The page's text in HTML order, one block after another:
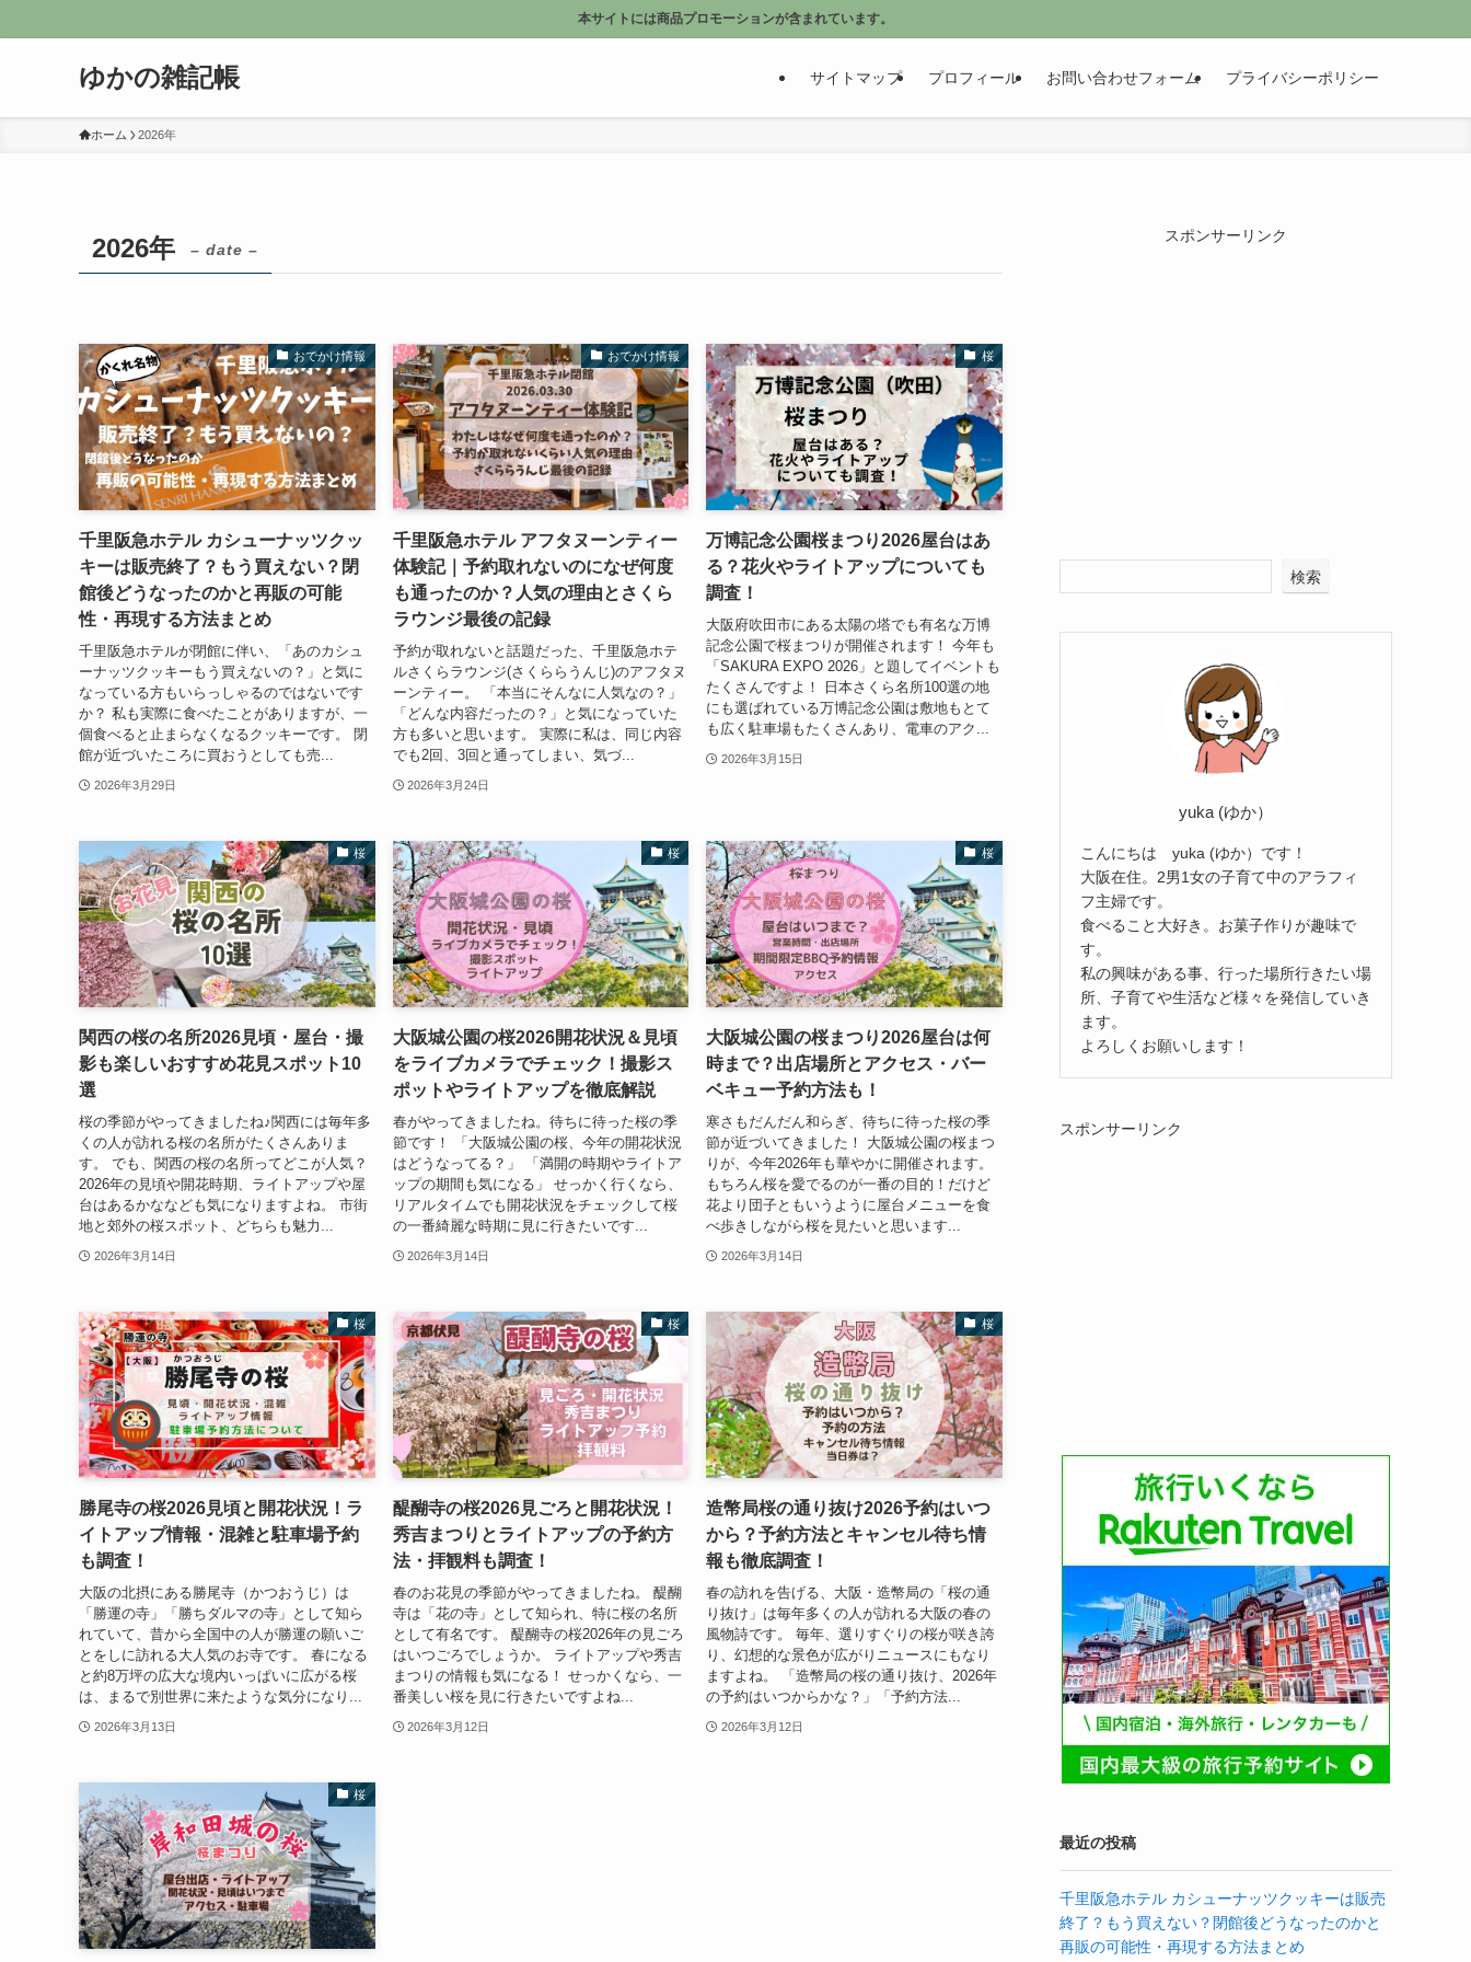
本サイトには商品プロモーションが含まれています。
ゆかの雑記帳 サイトマップ プロフィール お問い合わせフォーム プライバシーポリシー
ホーム 2026年
2026年 – date –
おでかけ情報
千里阪急ホテル カシューナッツクッ
キーは販売終了？もう買えない？閉
館後どうなったのかと再販の可能
性・再現する方法まとめ
千里阪急ホテルが閉館に伴い、「あのカシュ
ーナッツクッキーもう買えないの？」と気に
なっている方もいらっしゃるのではないです
か？ 私も実際に食べたことがありますが、一
個食べると止まらなくなるクッキーです。 閉
館が近づいたころに買おうとしても売...
2026年3月29日
おでかけ情報
千里阪急ホテル アフタヌーンティー
体験記｜予約取れないのになぜ何度
も通ったのか？人気の理由とさくら
ラウンジ最後の記録
予約が取れないと話題だった、千里阪急ホテ
ルさくらラウンジ(さくららうんじ)のアフタヌ
ーンティー。 「本当にそんなに人気なの？」
「どんな内容だったの？」と気になっていた
方も多いと思います。 実際に私は、同じ内容
でも2回、3回と通ってしまい、気づ...
2026年3月24日
桜
万博記念公園桜まつり2026屋台はあ
る？花火やライトアップについても
調査！
大阪府吹田市にある太陽の塔でも有名な万博
記念公園で桜まつりが開催されます！ 今年も
「SAKURA EXPO 2026」と題してイベントも
たくさんですよ！ 日本さくら名所100選の地
にも選ばれている万博記念公園は敷地もとて
も広く駐車場もたくさんあり、電車のアク...
2026年3月15日
桜
関西の桜の名所2026見頃・屋台・撮
影も楽しいおすすめ花見スポット10
選
桜の季節がやってきましたね♪関西には毎年多
くの人が訪れる桜の名所がたくさんありま
す。 でも、関西の桜の名所ってどこが人気？
2026年の見頃や開花時期、ライトアップや屋
台はあるかななども気になりますよね。 市街
地と郊外の桜スポット、どちらも魅力...
2026年3月14日
桜
大阪城公園の桜2026開花状況＆見頃
をライブカメラでチェック！撮影ス
ポットやライトアップを徹底解説
春がやってきましたね。待ちに待った桜の季
節です！ 「大阪城公園の桜、今年の開花状況
はどうなってる？」 「満開の時期やライトア
ップの期間も気になる」 せっかく行くなら、
リアルタイムでも開花状況をチェックして桜
の一番綺麗な時期に見に行きたいです...
2026年3月14日
桜
大阪城公園の桜まつり2026屋台は何
時まで？出店場所とアクセス・バー
ベキュー予約方法も！
寒さもだんだん和らぎ、待ちに待った桜の季
節が近づいてきました！ 大阪城公園の桜まつ
りが、今年2026年も華やかに開催されます。
もちろん桜を愛でるのが一番の目的！だけど
花より団子ともいうように屋台メニューを食
べ歩きしながら桜を見たいと思います...
2026年3月14日
桜
勝尾寺の桜2026見頃と開花状況！ラ
イトアップ情報・混雑と駐車場予約
も調査！
大阪の北摂にある勝尾寺（かつおうじ）は
「勝運の寺」「勝ちダルマの寺」として知ら
れていて、昔から全国中の人が勝運の願いご
とをしに訪れる大人気のお寺です。 春になる
と約8万坪の広大な境内いっぱいに広がる桜
は、まるで別世界に来たような気分になり...
2026年3月13日
桜
醍醐寺の桜2026見ごろと開花状況！
秀吉まつりとライトアップの予約方
法・拝観料も調査！
春のお花見の季節がやってきましたね。 醍醐
寺は「花の寺」として知られ、特に桜の名所
として有名です。 醍醐寺の桜2026年の見ごろ
はいつごろでしょうか。 ライトアップや秀吉
まつりの情報も気になる！ せっかくなら、一
番美しい桜を見に行きたいですよね...
2026年3月12日
桜
造幣局桜の通り抜け2026予約はいつ
から？予約方法とキャンセル待ち情
報も徹底調査！
春の訪れを告げる、大阪・造幣局の「桜の通
り抜け」は毎年多くの人が訪れる大阪の春の
風物詩です。 毎年、選りすぐりの桜が咲き誇
り、幻想的な景色が広がりニュースにもなり
ますよね。 「造幣局の桜の通り抜け、2026年
の予約はいつからかな？」「予約方法...
2026年3月12日
桜
スポンサーリンク
検索
yuka (ゆか）
こんにちは yuka (ゆか）です！
大阪在住。2男1女の子育て中のアラフィ
フ主婦です。
食べること大好き。お菓子作りが趣味で
す。
私の興味がある事、行った場所行きたい場
所、子育てや生活など様々を発信していき
ます。
よろしくお願いします！
スポンサーリンク
最近の投稿
千里阪急ホテル カシューナッツクッキーは販売
終了？もう買えない？閉館後どうなったのかと
再販の可能性・再現する方法まとめ